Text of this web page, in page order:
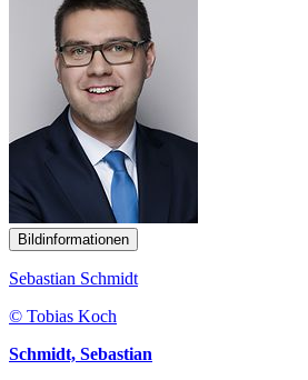
Bildinformationen
Sebastian Schmidt
© Tobias Koch
Schmidt, Sebastian